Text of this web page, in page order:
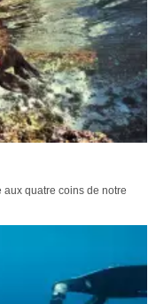
aux quatre coins de notre